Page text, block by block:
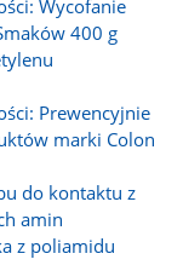
Wycofanie
400 g
Prewencyjnie
marki Colon
do kontaktu z
amin
z poliamidu